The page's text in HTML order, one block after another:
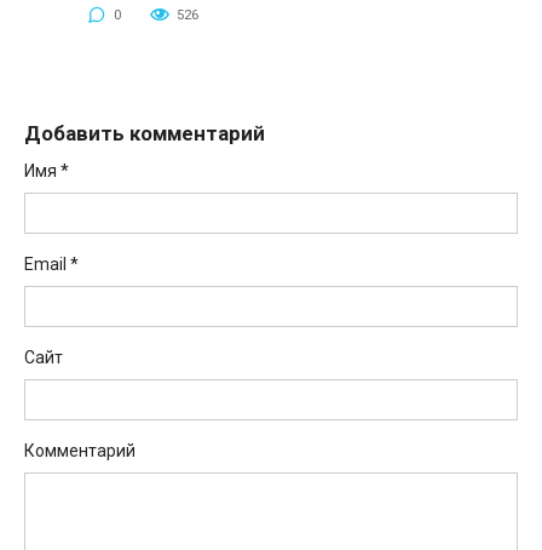
0 526
Добавить комментарий
Имя *
Email *
Сайт
Комментарий